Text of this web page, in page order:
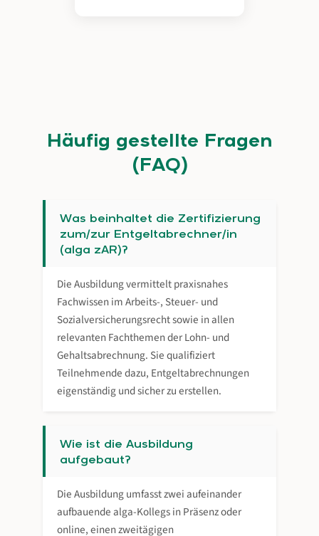
Häufig gestellte Fragen
(FAQ)
Was beinhaltet die Zertifizierung
zum/zur Entgeltabrechner/in
(alga zAR)?
Die Ausbildung vermittelt praxisnahes
Fachwissen im Arbeits-, Steuer- und
Sozialversicherungsrecht sowie in allen
relevanten Fachthemen der Lohn- und
Gehaltsabrechnung. Sie qualifiziert
Teilnehmende dazu, Entgeltabrechnungen
eigenständig und sicher zu erstellen.
Wie ist die Ausbildung
aufgebaut?
Die Ausbildung umfasst zwei aufeinander
aufbauende alga-Kollegs in Präsenz oder
online, einen zweitägigen